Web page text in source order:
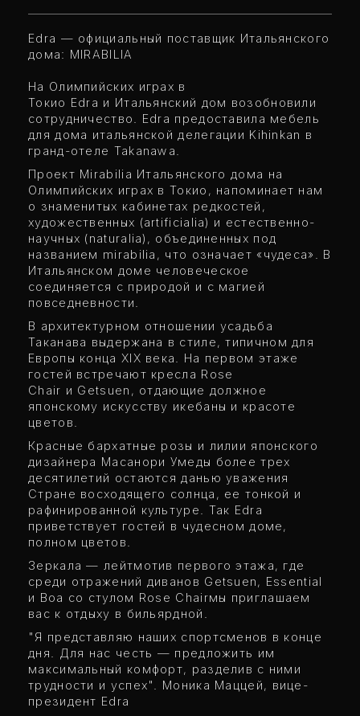
Edra — официальный поставщик Итальянского
дома: MIRABILIA
На Олимпийских играх в
Токио Edra и Итальянский дом возобновили
сотрудничество. Edra предоставила мебель
для дома итальянской делегации Kihinkan в
гранд-отеле Takanawa.
Проект Mirabilia Итальянского дома на
Олимпийских играх в Токио, напоминает нам
о знаменитых кабинетах редкостей,
художественных (artificialia) и естественно-
научных (naturalia), объединенных под
названием mirabilia, что означает «чудеса». В
Итальянском доме человеческое
соединяется с природой и с магией
повседневности.
В архитектурном отношении усадьба
Таканава выдержана в стиле, типичном для
Европы конца XIX века. На первом этаже
гостей встречают кресла Rose
Chair и Getsuen, отдающие должное
японскому искусству икебаны и красоте
цветов.
Красные бархатные розы и лилии японского
дизайнера Масанори Умеды более трех
десятилетий остаются данью уважения
Стране восходящего солнца, ее тонкой и
рафинированной культуре. Так Edra
приветствует гостей в чудесном доме,
полном цветов.
Зеркала — лейтмотив первого этажа, где
среди отражений диванов Getsuen, Essential
и Boa со стулом Rose Chairмы приглашаем
вас к отдыху в бильярдной.
"Я представляю наших спортсменов в конце
дня. Для нас честь — предложить им
максимальный комфорт, разделив с ними
трудности и успех". Моника Маццей, вице-
президент Edra